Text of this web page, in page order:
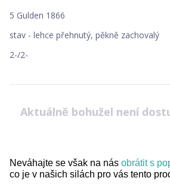
5 Gulden 1866
stav - lehce přehnutý, pěkně zachovalý
2-/2-
Aktuálně bohužel není
Neváhajte se však na nás obrátit s
co je v našich silách pro vás tento